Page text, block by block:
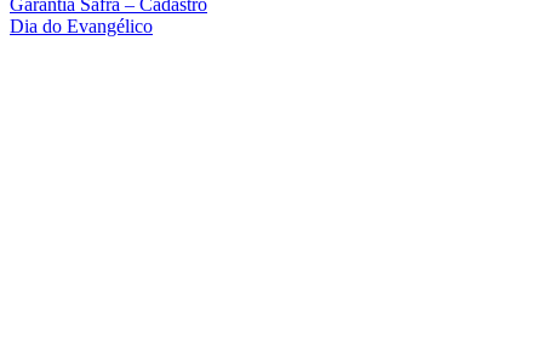
Garantia Safra – Cadastro
Dia do Evangélico